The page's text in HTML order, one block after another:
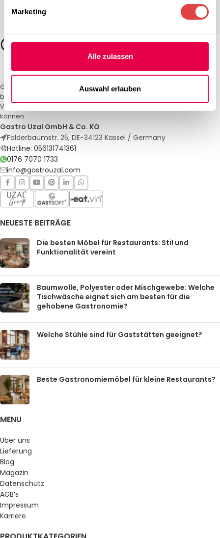
Marketing
Alle zulassen
Auswahl erlauben
Gastro Uzal – Ihr Spezialist für Gastronomiemöbel und -textilien. Wir
bieten maßgeschneiderte Lösungen für Restaurants, Hotels und
Veranstaltungen. Qualität und Service, auf die Sie sich verlassen
können.
Gastro Uzal GmbH & Co. KG
Falderbaumstr. 25, DE-34123 Kassel / Germany
Hotline: 056131741361
0176 7070 1733
info@gastrouzal.com
NEUESTE BEITRÄGE
Die besten Möbel für Restaurants: Stil und
Funktionalität vereint
Baumwolle, Polyester oder Mischgewebe: Welche
Tischwäsche eignet sich am besten für die
gehobene Gastronomie?
Welche Stühle sind für Gaststätten geeignet?
Beste Gastronomiemöbel für kleine Restaurants?
MENU
Über uns
Lieferung
Blog
Magazin
Datenschutz
AGB’s
Impressum
Karriere